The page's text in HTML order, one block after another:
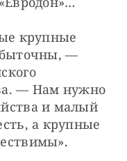
крупные
—
— Нам нужно
и малый
а крупные